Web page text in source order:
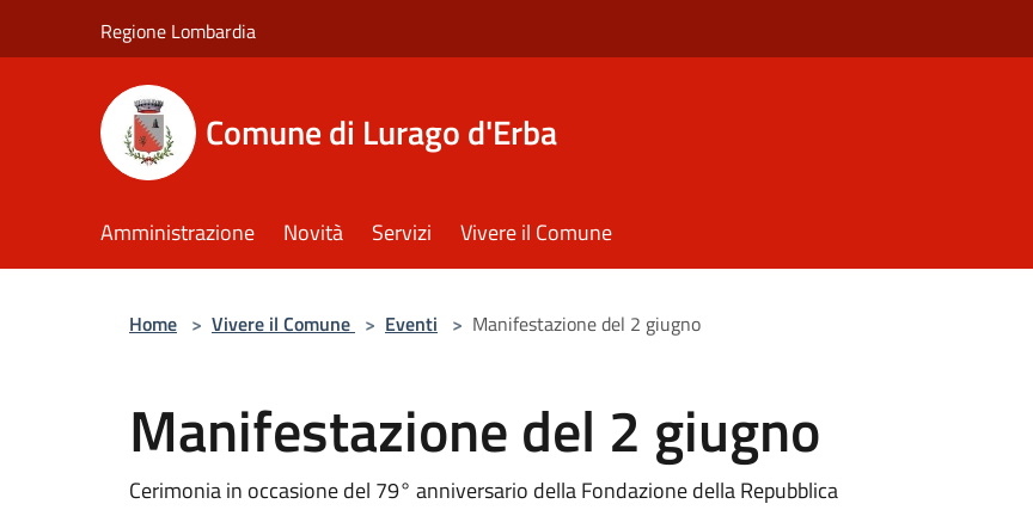
Regione Lombardia
Comune di Lurago d'Erba
Amministrazione Novità Servizi Vivere il Comune
Home > Vivere il Comune > Eventi > Manifestazione del 2 giugno
Manifestazione del 2 giugno
Cerimonia in occasione del 79° anniversario della Fondazione della Repubblica